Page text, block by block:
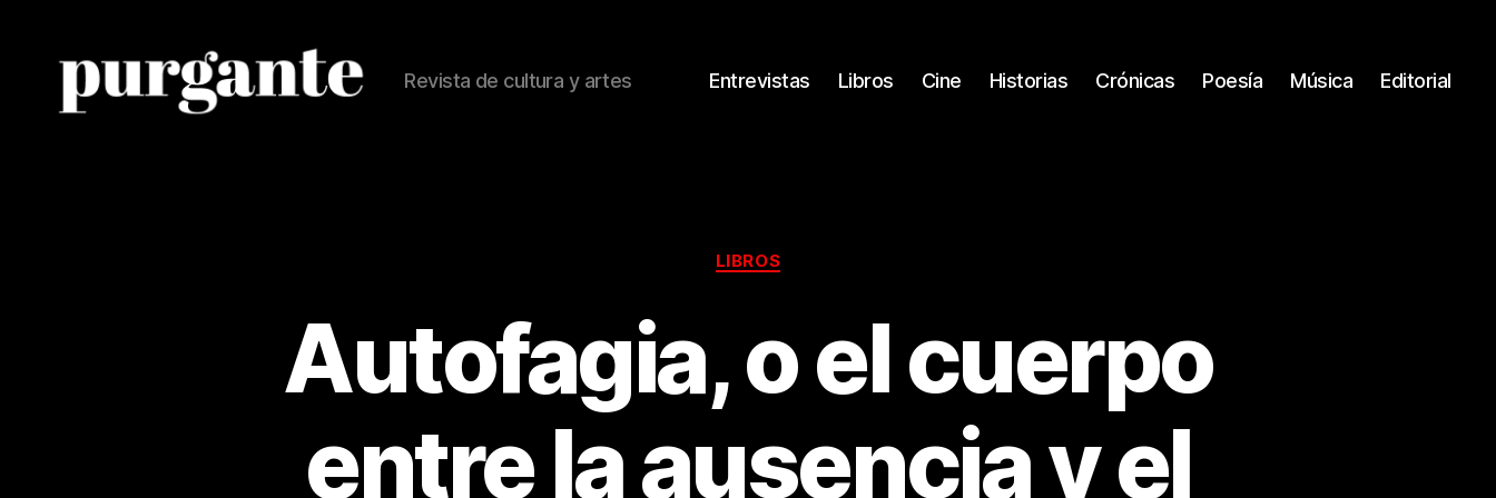
Revista de cultura y artes Entrevistas Libros Cine Historias Crónicas Poesía Música Editorial
Categorías
LIBROS
Autofagia, o el cuerpo
entre la ausencia y el